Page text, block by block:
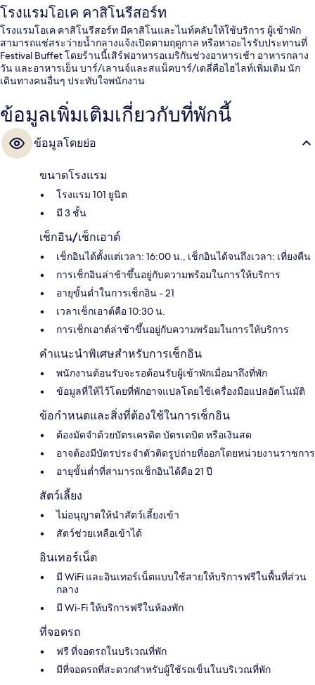
โรงแรมโอเค คาสิโนรีสอร์ท
โรงแรมโอเค คาสิโนรีสอร์ท มีคาสิโนและไนท์คลับให้ใช้บริการ ผู้เข้าพัก
สามารถแช่สระว่ายน้ำกลางแจ้งเปิดตามฤดูกาล หรือหาอะไรรับประทานที่
Festival Buffet โดยร้านนี้เสิร์ฟอาหารอเมริกันช่วงอาหารเช้า อาหารกลาง
วัน และอาหารเย็น บาร์/เลานจ์และสแน็คบาร์/เดลี่คือไฮไลท์เพิ่มเติม นัก
เดินทางคนอื่นๆ ประทับใจพนักงาน
ข้อมูลเพิ่มเติมเกี่ยวกับที่พักนี้
ข้อมูลโดยย่อ
ขนาดโรงแรม
โรงแรม 101 ยูนิต
มี 3 ชั้น
เช็กอิน/เช็กเอาต์
เช็กอินได้ตั้งแต่เวลา: 16:00 น., เช็กอินได้จนถึงเวลา: เที่ยงคืน
การเช็กอินล่าช้าขึ้นอยู่กับความพร้อมในการให้บริการ
อายุขั้นต่ำในการเช็กอิน - 21
เวลาเช็กเอาต์คือ 10:30 น.
การเช็กเอาต์ล่าช้าขึ้นอยู่กับความพร้อมในการให้บริการ
คำแนะนำพิเศษสำหรับการเช็กอิน
พนักงานต้อนรับจะรอต้อนรับผู้เข้าพักเมื่อมาถึงที่พัก
ข้อมูลที่ให้ไว้โดยที่พักอาจแปลโดยใช้เครื่องมือแปลอัตโนมัติ
ข้อกำหนดและสิ่งที่ต้องใช้ในการเช็กอิน
ต้องมัดจำด้วยบัตรเครดิต บัตรเดบิต หรือเงินสด
อาจต้องมีบัตรประจำตัวติดรูปถ่ายที่ออกโดยหน่วยงานราชการ
อายุขั้นต่ำที่สามารถเช็กอินได้คือ 21 ปี
สัตว์เลี้ยง
ไม่อนุญาตให้นำสัตว์เลี้ยงเข้า
สัตว์ช่วยเหลือเข้าได้
อินเทอร์เน็ต
มี WiFi และอินเทอร์เน็ตแบบใช้สายให้บริการฟรีในพื้นที่ส่วน
กลาง
มี Wi-Fi ให้บริการฟรีในห้องพัก
ที่จอดรถ
ฟรี ที่จอดรถในบริเวณที่พัก
มีที่จอดรถที่สะดวกสำหรับผู้ใช้รถเข็นในบริเวณที่พัก